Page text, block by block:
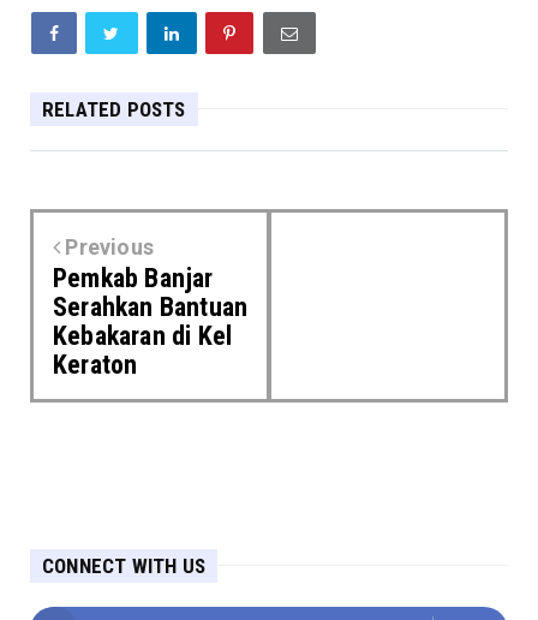
RELATED POSTS
Previous
Pemkab Banjar
Serahkan Bantuan
Kebakaran di Kel
Keraton
CONNECT WITH US